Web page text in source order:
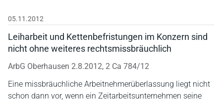
05.11.2012
Leiharbeit und Kettenbefristungen im Konzern sind
nicht ohne weiteres rechtsmissbräuchlich
ArbG Oberhausen 2.8.2012, 2 Ca 784/12
Eine missbräuchliche Arbeitnehmerüberlassung liegt nicht
schon dann vor, wenn ein Zeitarbeitsunternehmen seine